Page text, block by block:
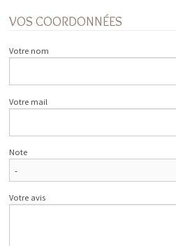
VOS COORDONNÉES
Votre nom
Votre mail
Note
Votre avis